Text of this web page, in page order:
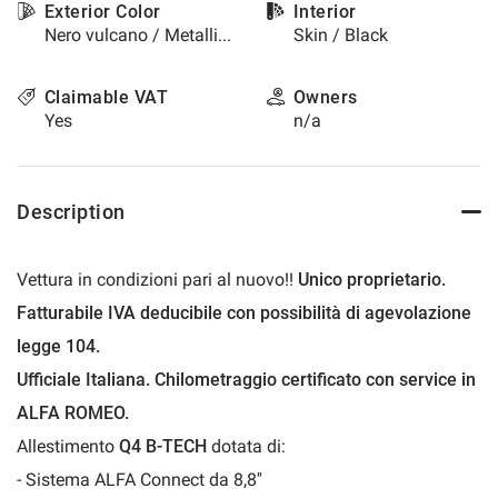
Exterior Color
Nero vulcano / Metallized
Interior
Skin / Black
Claimable VAT
Yes
Owners
n/a
Description
Vettura in condizioni pari al nuovo!! Unico proprietario.
Fatturabile IVA deducibile con possibilità di agevolazione
legge 104.
Ufficiale Italiana. Chilometraggio certificato con service in
ALFA ROMEO.
Allestimento Q4 B-TECH dotata di:
- Sistema ALFA Connect da 8,8''
please
refer
the
cookie
policy.
review
and
choices
at
time.